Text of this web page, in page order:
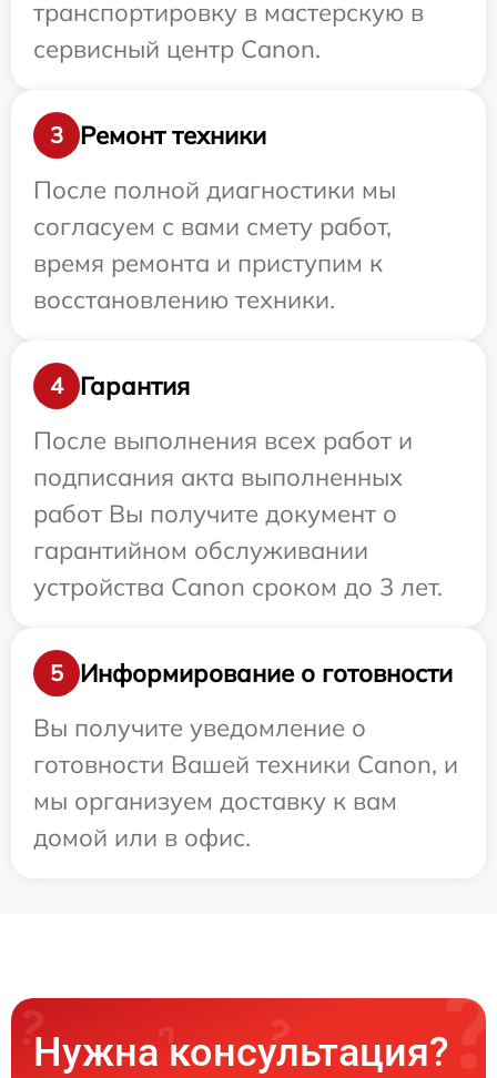
транспортировку в мастерскую в
сервисный центр Canon.
3
Ремонт техники
После полной диагностики мы
согласуем с вами смету работ,
время ремонта и приступим к
восстановлению техники.
4
Гарантия
После выполнения всех работ и
подписания акта выполненных
работ Вы получите документ о
гарантийном обслуживании
устройства Canon сроком до 3 лет.
5
Информирование о готовности
Вы получите уведомление о
готовности Вашей техники Canon, и
мы организуем доставку к вам
домой или в офис.
Нужна консультация?